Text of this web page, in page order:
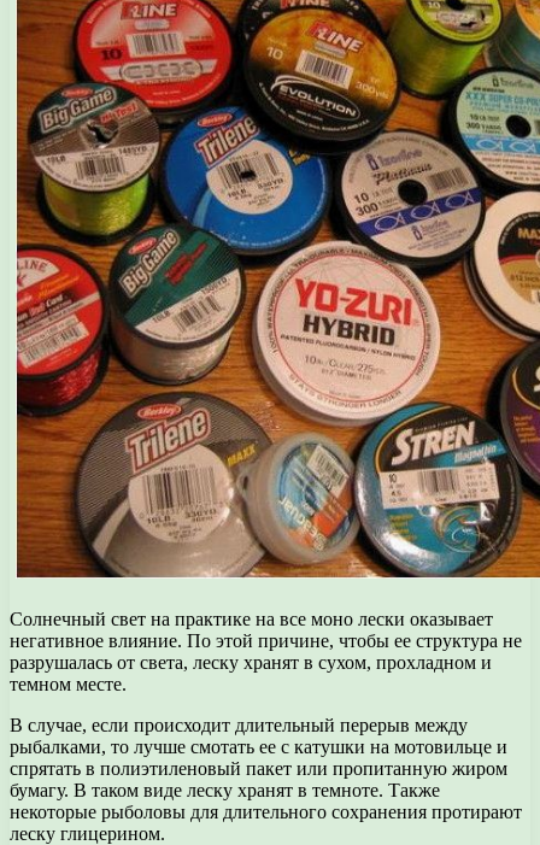
Солнечный свет на практике на все моно лески оказывает
негативное влияние. По этой причине, чтобы ее структура не
разрушалась от света, леску хранят в сухом, прохладном и
темном месте.
В случае, если происходит длительный перерыв между
рыбалками, то лучше смотать ее с катушки на мотовильце и
спрятать в полиэтиленовый пакет или пропитанную жиром
бумагу. В таком виде леску хранят в темноте. Также
некоторые рыболовы для длительного сохранения протирают
леску глицерином.